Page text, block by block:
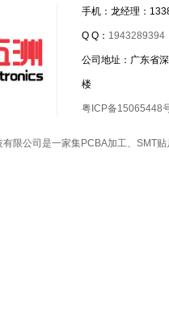
手机：龙经理：
Q Q： 1943289394
公司地址：广东省
楼
粤ICP备15065448
限公司是一家集PCBA加工、 SMT贴